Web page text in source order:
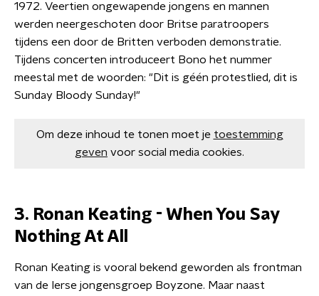
1972. Veertien ongewapende jongens en mannen
werden neergeschoten door Britse paratroopers
tijdens een door de Britten verboden demonstratie.
Tijdens concerten introduceert Bono het nummer
meestal met de woorden: "Dit is géén protestlied, dit is
Sunday Bloody Sunday!"
Om deze inhoud te tonen moet je toestemming
geven voor social media cookies.
3. Ronan Keating - When You Say
Nothing At All
Ronan Keating is vooral bekend geworden als frontman
van de Ierse jongensgroep Boyzone. Maar naast